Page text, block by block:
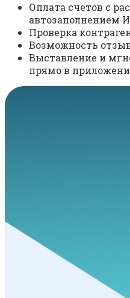
Оплата счетов с
автозаполнением
Проверка
Возможность
Выставление и
прямо в